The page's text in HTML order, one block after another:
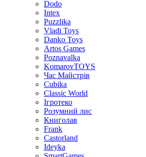
Dodo
Intex
Puzzlika
Vladi Toys
Danko Toys
Artos Games
Poznavalka
KomarovTOYS
Час Майстрів
Cubika
Classic World
Ігротеко
Розумний лис
Книголав
Frank
Castorland
Ideyka